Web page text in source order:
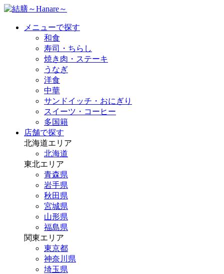
メニューで探す
和食
寿司・ちらし
焼き肉・ステーキ
うなぎ
洋食
中華
サンドイッチ・おにぎり
スイーツ・コーヒー
多国籍
店舗で探す
北海道エリア
北海道
東北エリア
青森県
岩手県
秋田県
宮城県
山形県
福島県
関東エリア
東京都
神奈川県
埼玉県